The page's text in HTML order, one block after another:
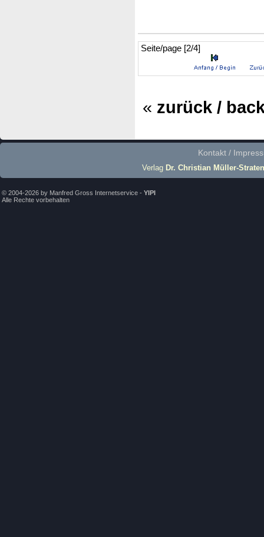
Seite/page [2/4]
« zurück /
Kontakt /
Verlag Dr. Christian Müller-Straten
© 2004-2026 by Manfred Gross Internetservice - YIPI
Alle Rechte vorbehalten